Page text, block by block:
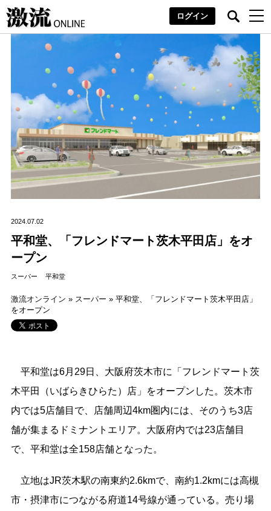
ログイン
2024.07.02
平和堂、「フレンドマート茨木平田店」をオ
ープン
スーパー 平和堂
激流オンライン » スーパー » 平和堂、「フレンドマート茨木平田店」
をオープン
平和堂は6月29日、大阪府茨木市に「フレンドマート茨
木平田（いばらきひらた）店」をオープンした。 茨木市
内では5店舗目 で、
店舗周辺4km圏内には、そのうち3店
舗が集まるドミナントエリア。大阪府内では23店舗目
で、平和堂は全158店舗となった。
立地はJR茨木駅の南東約2.6kmで、南約1.2kmには高槻
市・摂津市につながる府道14号線が通っている。売り場